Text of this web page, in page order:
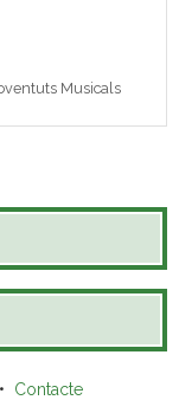
Musicals
Contacte